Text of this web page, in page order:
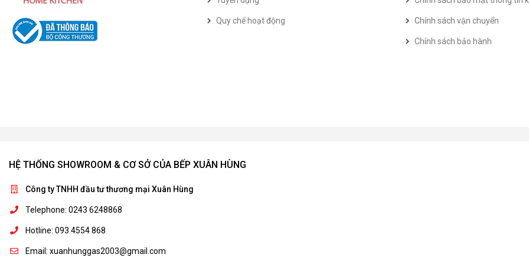
Quy chế hoạt động Chính sách vận chuyển
Chính sách bảo hành
HỆ THỐNG SHOWROOM & CƠ SỞ CỦA BẾP XUÂN HÙNG
Công ty TNHH đầu tư thương mại Xuân Hùng
Telephone: 0243 6248868
Hotline: 093 4554 868
Email: xuanhunggas2003@gmail.com